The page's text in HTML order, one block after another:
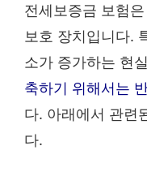
전세보증금 보험
보호 장치입니다.
소가 증가하는 현
축하기 위해서는
다. 아래에서 관련
다.